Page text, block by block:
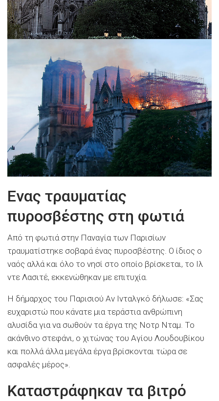
Ενας τραυματίας
πυροσβέστης στη φωτιά
Από τη φωτιά στην Παναγία των Παρισίων
τραυματίστηκε σοβαρά ένας πυροσβέστης. Ο ίδιος ο
ναός αλλά και όλο το νησί στο οποίο βρίσκεται, το Ιλ
ντε Λασιτέ, εκκενώθηκαν με επιτυχία.
Η δήμαρχος του Παρισιού Αν Ινταλγκό δήλωσε: «Σας
ευχαριστώ που κάνατε μια τεράστια ανθρώπινη
αλυσίδα για να σωθούν τα έργα της Νοτρ Νταμ. Το
ακάνθινο στεφάνι, ο χιτώνας του Αγίου Λουδουβίκου
και πολλά άλλα μεγάλα έργα βρίσκονται τώρα σε
ασφαλές μέρος».
Καταστράφηκαν τα βιτρό